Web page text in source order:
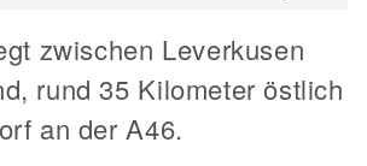
zwischen Leverkusen
rund 35 Kilometer östlich
an der A46.